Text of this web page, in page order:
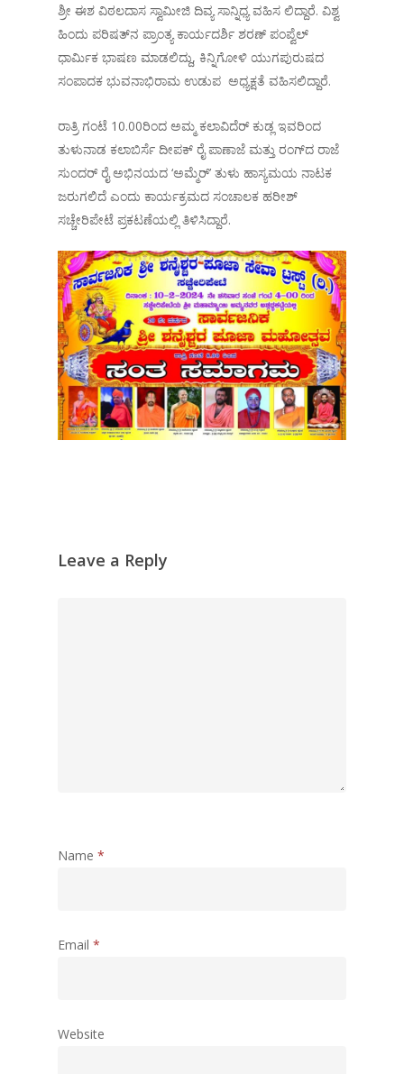
ಶ್ರೀ ಈಶ ವಿಠಲದಾಸ ಸ್ವಾಮೀಜಿ ದಿವ್ಯ ಸಾನ್ನಿಧ್ಯ ವಹಿಸ ಲಿದ್ದಾರೆ. ವಿಶ್ವ
ಹಿಂದು ಪರಿಷತ್‌ನ ಪ್ರಾಂತ್ಯ ಕಾರ್ಯದರ್ಶಿ ಶರಣ್ ಪಂಪ್ವೆಲ್
ಧಾರ್ಮಿಕ ಭಾಷಣ ಮಾಡಲಿದ್ದು, ಕಿನ್ನಿಗೋಳಿ ಯುಗಪುರುಷದ
ಸಂಪಾದಕ ಭುವನಾಭಿರಾಮ ಉಡುಪ ಅಧ್ಯಕ್ಷತೆ ವಹಿಸಲಿದ್ದಾರೆ.
ರಾತ್ರಿ ಗಂಟೆ 10.00ರಿಂದ ಅಮ್ಮ ಕಲಾವಿದೆರ್ ಕುಡ್ಲ ಇವರಿಂದ
ತುಳುನಾಡ ಕಲಾಬಿರ್ಸೆ ದೀಪಕ್ ರೈ ಪಾಣಾಜೆ ಮತ್ತು ರಂಗ್‌ದ ರಾಜೆ
ಸುಂದರ್ ರೈ ಅಭಿನಯದ ‘ಅಮ್ಮೆರ್’ ತುಳು ಹಾಸ್ಯಮಯ ನಾಟಕ
ಜರುಗಲಿದೆ ಎಂದು ಕಾರ್ಯಕ್ರಮದ ಸಂಚಾಲಕ ಹರೀಶ್
ಸಚ್ಚೇರಿಪೇಟೆ ಪ್ರಕಟಣೆಯಲ್ಲಿ ತಿಳಿಸಿದ್ದಾರೆ.
Leave a Reply
Name *
Email *
Website